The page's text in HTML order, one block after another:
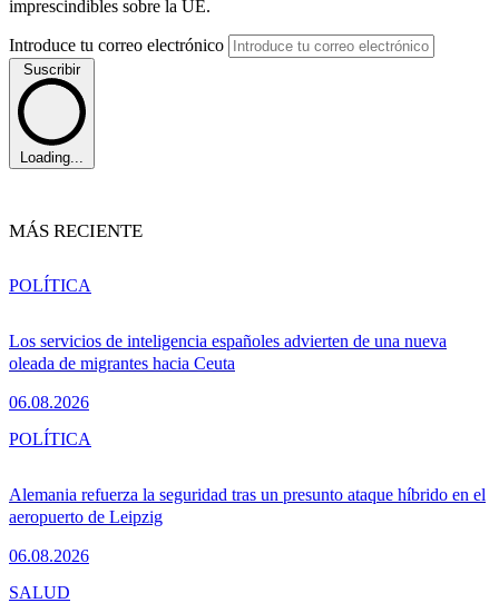
imprescindibles sobre la UE.
Introduce tu correo electrónico
Suscribir
Loading...
MÁS RECIENTE
Los servicios de inteligencia españoles advierten de una nueva
oleada de migrantes hacia Ceuta
06.08.2026
POLÍTICA
Alemania refuerza la seguridad tras un presunto ataque híbrido en el
aeropuerto de Leipzig
06.08.2026
POLÍTICA
SALUD